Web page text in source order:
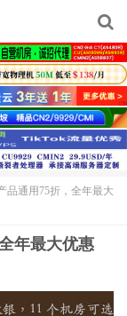
品通用75折，全年最大
年最大优惠